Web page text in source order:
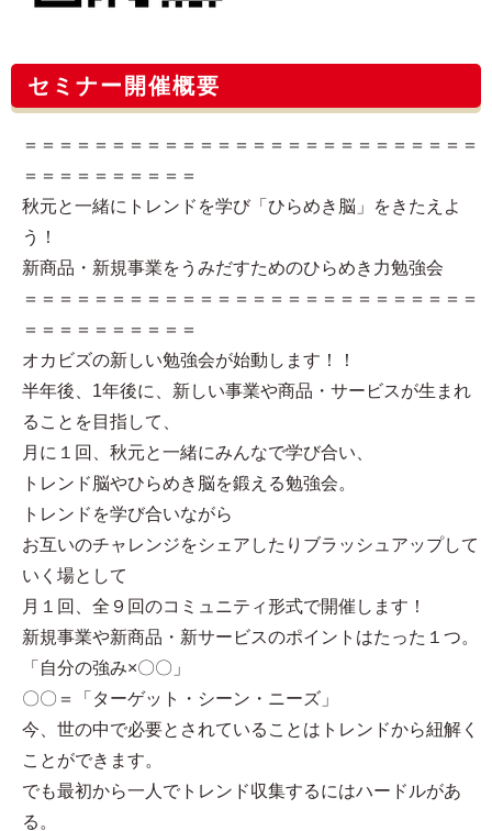
セミナー開催概要
＝＝＝＝＝＝＝＝＝＝＝＝＝＝＝＝＝＝＝＝＝＝＝＝＝＝
＝＝＝＝＝＝＝＝＝＝
秋元と一緒にトレンドを学び「ひらめき脳」をきたえよ
う！
新商品・新規事業をうみだすためのひらめき力勉強会
＝＝＝＝＝＝＝＝＝＝＝＝＝＝＝＝＝＝＝＝＝＝＝＝＝＝
＝＝＝＝＝＝＝＝＝＝
オカビズの新しい勉強会が始動します！！
半年後、1年後に、新しい事業や商品・サービスが生まれ
ることを目指して、
月に１回、秋元と一緒にみんなで学び合い、
トレンド脳やひらめき脳を鍛える勉強会。
トレンドを学び合いながら
お互いのチャレンジをシェアしたりブラッシュアップして
いく場として
月１回、全９回のコミュニティ形式で開催します！
新規事業や新商品・新サービスのポイントはたった１つ。
「自分の強み×〇〇」
〇〇＝「ターゲット・シーン・ニーズ」
今、世の中で必要とされていることはトレンドから紐解く
ことができます。
でも最初から一人でトレンド収集するにはハードルがあ
る。